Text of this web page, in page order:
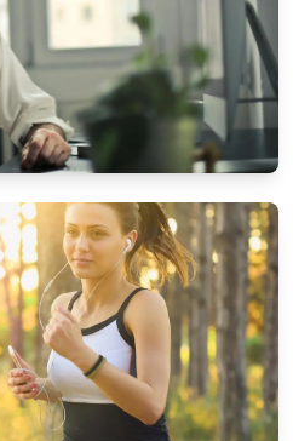
Dienste im Vergleich